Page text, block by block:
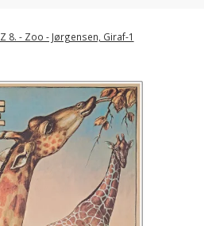
Z 8. - Zoo - Jørgensen, Giraf-1